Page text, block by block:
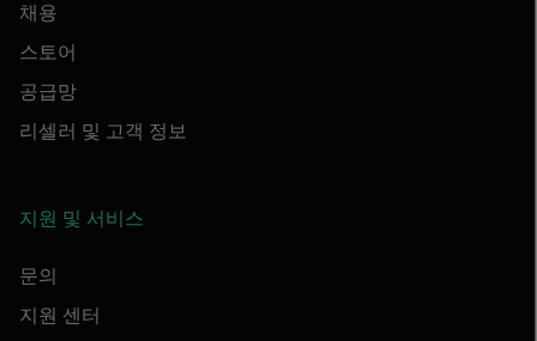
채용
스토어
공급망
리셀러 및 고객 정보
지원 및 서비스
문의
지원 센터